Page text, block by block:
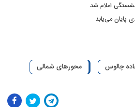
اعلام شد
پایان می‌یابد
چالوس محورهای شمالی